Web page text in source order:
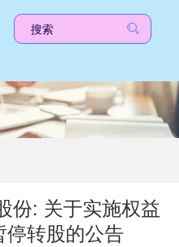
份: 关于实施权益
转股的公告